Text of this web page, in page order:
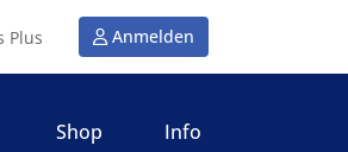
Plus Anmelden
Shop Info